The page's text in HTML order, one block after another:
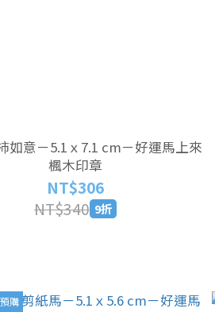
如意－5.1ｘ7.1 cm－好運馬上來
楓木印章
NT$306
NT$340 9折
購